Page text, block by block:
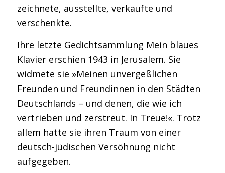
zeichnete, ausstellte, verkaufte und
verschenkte.
Ihre letzte Gedichtsammlung Mein blaues
Klavier erschien 1943 in Jerusalem. Sie
widmete sie »Meinen unvergeßlichen
Freunden und Freundinnen in den Städten
Deutschlands – und denen, die wie ich
vertrieben und zerstreut. In Treue!«. Trotz
allem hatte sie ihren Traum von einer
deutsch-jüdischen Versöhnung nicht
aufgegeben.